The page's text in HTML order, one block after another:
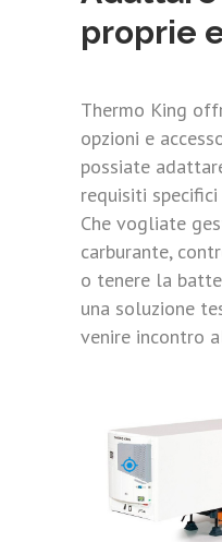
proprie
Thermo King
opzioni e
possiate
requisiti
Che vogliate
carburante,
o tenere la
una soluzione
venire incontro
Dettagli componentistica
Controllo dell’aria di
Controllo della
Control)
E DISPLAY